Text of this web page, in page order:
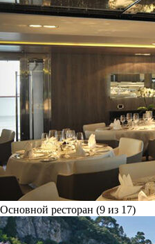
Основной ресторан (9 из 17)